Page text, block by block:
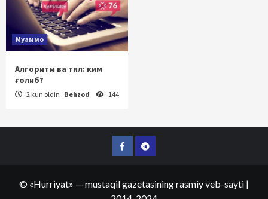
Муаммо
Алгоритм ва тил: ким
ғолиб?
2 kun oldin Behzod 144
FacebookTelegram
© «Hurriyat» — mustaqil gazetasining rasmiy veb-sayti |